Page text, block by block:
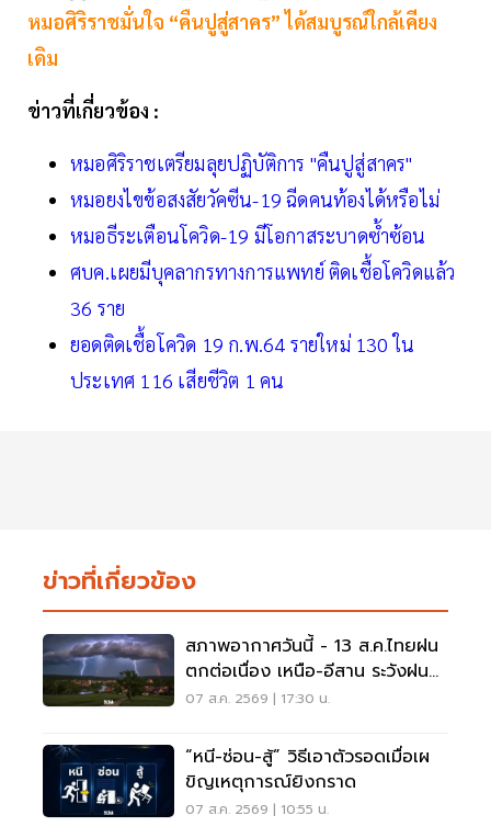
หมอศิริราชมั่นใจ “คืนปูสู่สาคร” ได้สมบูรณ์ใกล้เคียง
เดิม
ข่าวที่เกี่ยวข้อง :
หมอศิริราชเตรียมลุยปฏิบัติการ "คืนปูสู่สาคร"
หมอยงไขข้อสงสัยวัคซีน-19 ฉีดคนท้องได้หรือไม่
หมอธีระเตือนโควิด-19 มีโอกาสระบาดซ้ำซ้อน
ศบค.เผยมีบุคลากรทางการแพทย์ ติดเชื้อโควิดแล้ว
36 ราย
ยอดติดเชื้อโควิด 19 ก.พ.64 รายใหม่ 130 ใน
ประเทศ 116 เสียชีวิต 1 คน
ข่าวที่เกี่ยวข้อง
สภาพอากาศวันนี้ - 13 ส.ค.ไทยฝน
ตกต่อเนื่อง เหนือ-อีสาน ระวังฝน
ตกหนักมากบางแห่ง
07 ส.ค. 2569 | 17:30 น.
“หนี-ซ่อน-สู้” วิธีเอาตัวรอดเมื่อเผ
ขิญเหตุการณ์ยิงกราด
07 ส.ค. 2569 | 10:55 น.